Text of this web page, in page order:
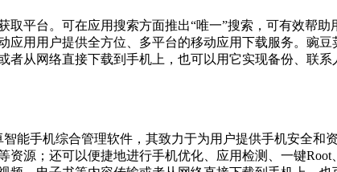
平台。可在应用搜索方面推出“唯一”搜索，可有效帮
用用户提供全方位、多平台的移动应用下载服务。豌
从网络直接下载到手机上，也可以用它实现备份、联系
能手机综合管理软件，其致力于为用户提供手机安全
源；还可以便捷地进行手机优化、应用检测、一键